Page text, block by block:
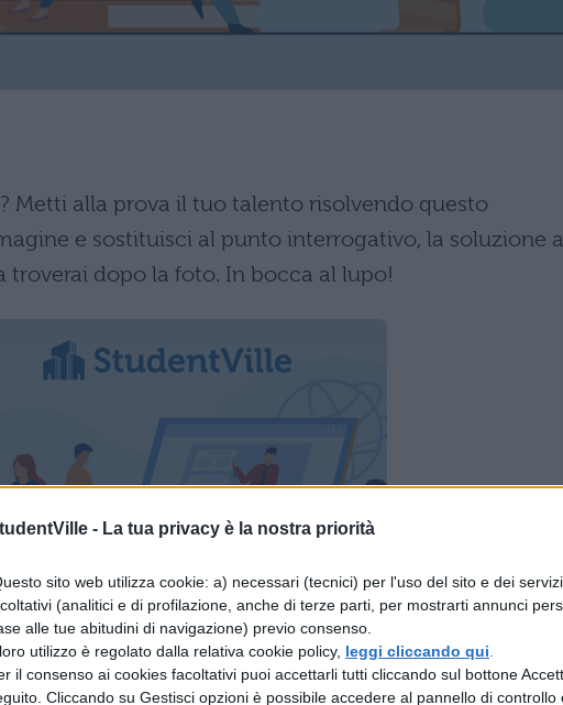
- La tua privacy è la nostra priorità
sito web utilizza cookie: a) necessari (tecnici) per l'uso del sito e dei
(analitici e di profilazione, anche di terze parti, per mostrarti annunci
alle tue abitudini di navigazione) previo consenso.
utilizzo è regolato dalla relativa cookie policy, leggi cliccando qui
il consenso ai cookies facoltativi puoi accettarli tutti cliccando sul bottone
Cliccando su Gestisci opzioni è possibile accedere al pannello di controllo
? Metti alla prova il tuo talento risolvendo questo
e sostituisci al punto interrogativo, la soluzione
troverai dopo la foto. In bocca al lupo!